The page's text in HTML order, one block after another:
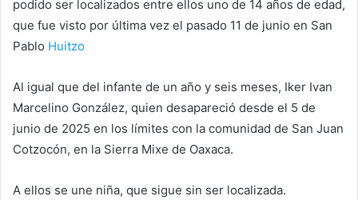
podido ser localizados entre ellos uno de 14 años de edad,
que fue visto por última vez el pasado 11 de junio en San
Pablo Huitzo
Al igual que del infante de un año y seis meses, Iker Ivan
Marcelino González, quien desapareció desde el 5 de
junio de 2025 en los límites con la comunidad de San Juan
Cotzocón, en la Sierra Mixe de Oaxaca.
A ellos se une niña, que sigue sin ser localizada.